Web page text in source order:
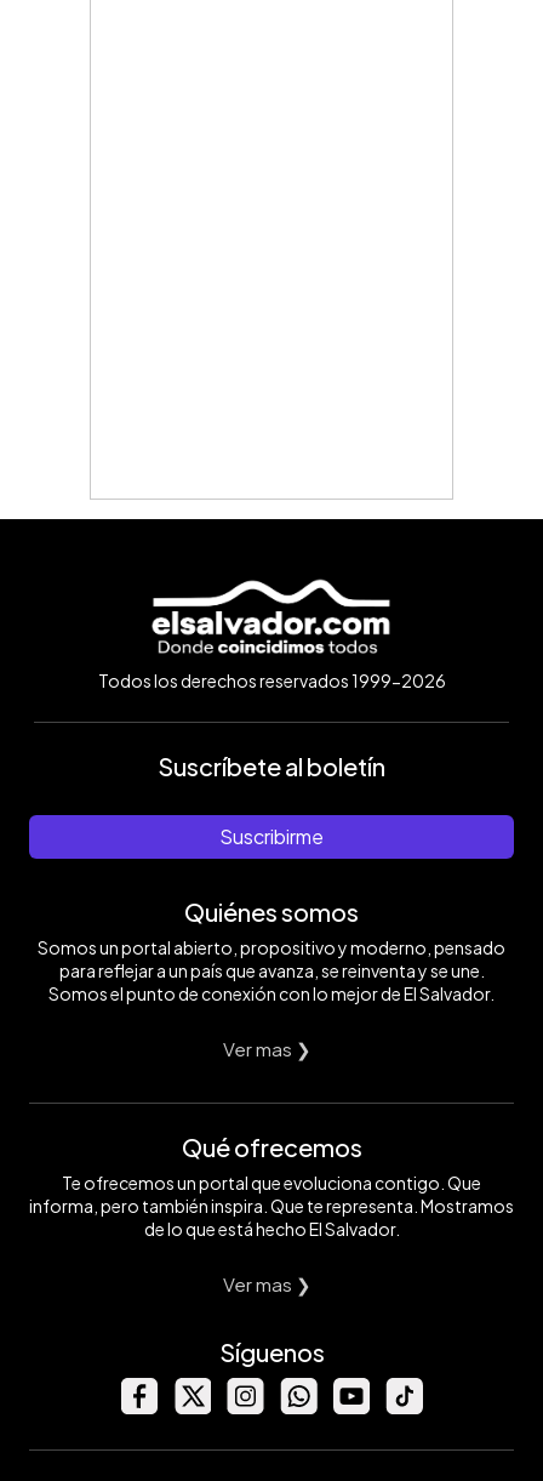
Todos los derechos reservados 1999-2026
Suscríbete al boletín
Suscribirme
Quiénes somos
Somos un portal abierto, propositivo y moderno, pensado
para reflejar a un país que avanza, se reinventa y se une.
Somos el punto de conexión con lo mejor de El Salvador.
Ver mas ❯
Qué ofrecemos
Te ofrecemos un portal que evoluciona contigo. Que
informa, pero también inspira. Que te representa. Mostramos
de lo que está hecho El Salvador.
Ver mas ❯
Síguenos